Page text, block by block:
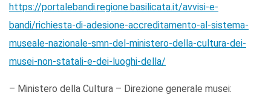
https://portalebandi.regione.basilicata.it/avvisi-e-
bandi/richiesta-di-adesione-accreditamento-al-sistema-
museale-nazionale-smn-del-ministero-della-cultura-dei-
musei-non-statali-e-dei-luoghi-della/
– Ministero della Cultura – Direzione generale musei: